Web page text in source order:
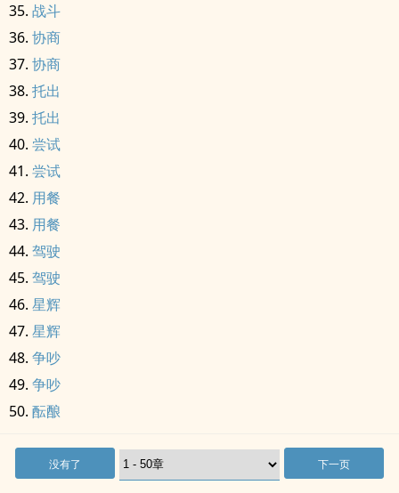
战斗
协商
协商
托出
托出
尝试
尝试
用餐
用餐
驾驶
驾驶
星辉
星辉
争吵
争吵
酝酿
没有了 下一页